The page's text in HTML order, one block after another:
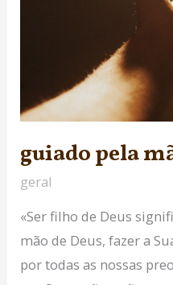
guiado pela
geral
«Ser filho de Deus
mão de Deus, fazer a
por todas as nossas